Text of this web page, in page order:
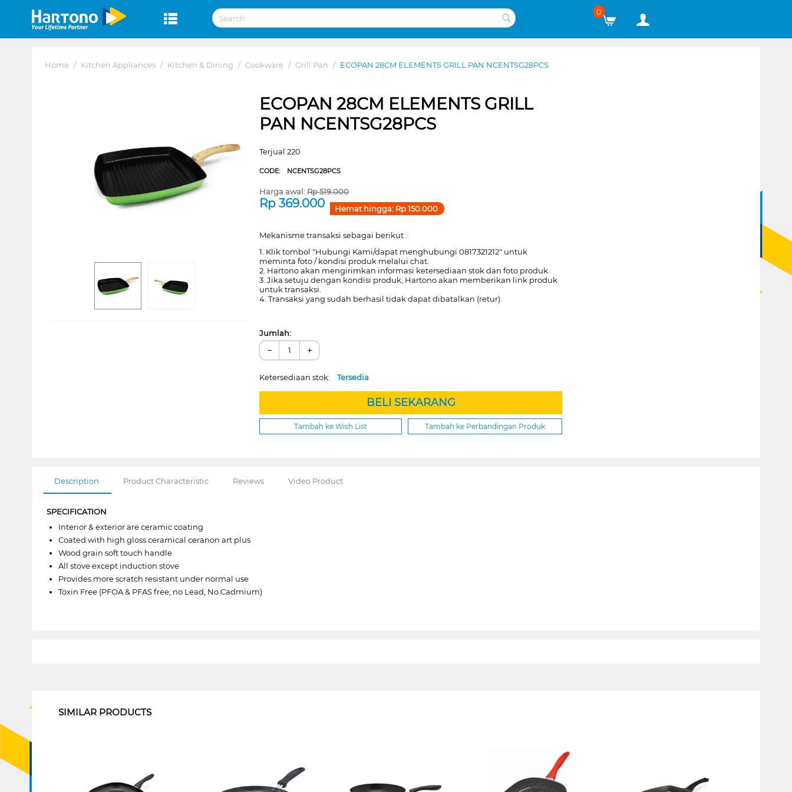
0
Home / Kitchen Appliances / Kitchen & Dining / Cookware / Grill Pan / ECOPAN 28CM ELEMENTS GRILL PAN NCENTSG28PCS
ECOPAN 28CM ELEMENTS GRILL
PAN NCENTSG28PCS
Terjual 220
CODE: NCENTSG28PCS
Harga awal:Rp519.000
Rp369.000 Hemat hingga: Rp150.000
Mekanisme transaksi sebagai berikut :
1. Klik tombol "Hubungi Kami/dapat menghubungi 0817321212" untuk
meminta foto / kondisi produk melalui chat.
2. Hartono akan mengirimkan informasi ketersediaan stok dan foto produk.
3. Jika setuju dengan kondisi produk, Hartono akan memberikan link produk
untuk transaksi.
4. Transaksi yang sudah berhasil tidak dapat dibatalkan (retur).
Jumlah:
− +
Ketersediaan stok:Tersedia
BELI SEKARANG
Tambah ke Wish List Tambah ke Perbandingan Produk
Description Product Characteristic Reviews Video Product
SPECIFICATION
Interior & exterior are ceramic coating
Coated with high gloss ceramical ceranon art plus
Wood grain soft touch handle
All stove except induction stove
Provides more scratch resistant under normal use
Toxin Free (PFOA & PFAS free, no Lead, No Cadmium)
SIMILAR PRODUCTS